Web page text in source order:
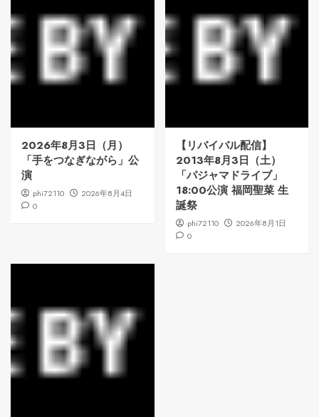
2026年8月3日（月）
「手をつなぎながら」公
演
phi72110
2026年8月4日
0
【リバイバル配信】
2013年8月3日（土）
「パジャマドライブ」
18:00公演 福岡聖菜 生
誕祭
phi72110
2026年8月1日
0